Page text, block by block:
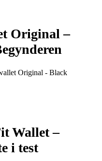
Original –
Wallet –
i test